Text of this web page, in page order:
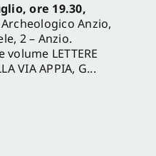
ore 19.30,
Anzio,
2 – Anzio.
LETTERE
VIA APPIA, G...